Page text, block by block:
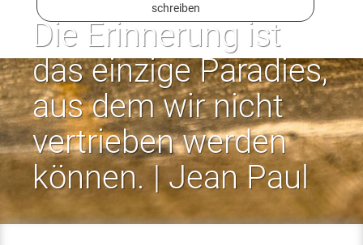
schreiben
Die Erinnerung ist
das einzige Paradies,
aus dem wir nicht
vertrieben werden
können. | Jean Paul